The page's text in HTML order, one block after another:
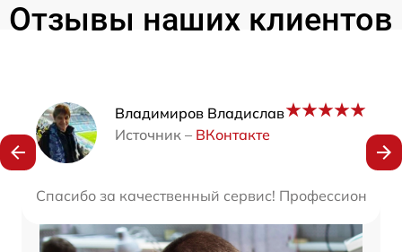
Отзывы наших клиентов
Владимиров Владислав
Источник – ВКонтакте
Спасибо за качественный сервис!
Наши мастера